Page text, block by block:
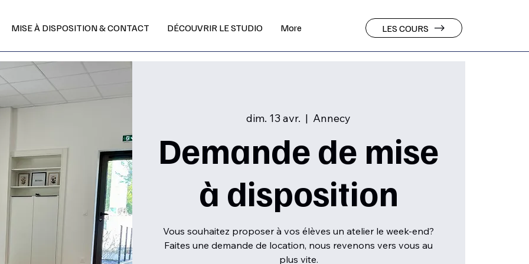
MISE À DISPOSITION & CONTACT DÉCOUVRIR LE STUDIO More LES COURS
dim. 13 avr.
  |
Annecy
Demande de mise
à disposition
Vous souhaitez proposer à vos élèves un atelier le week-end?
Faites une demande de location, nous revenons vers vous au
plus vite.